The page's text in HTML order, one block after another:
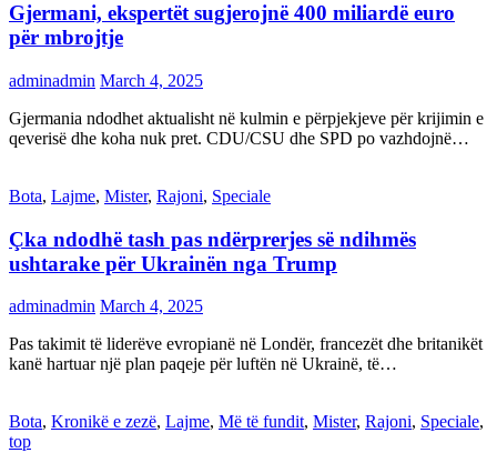
Gjermani, ekspertët sugjerojnë 400 miliardë euro
për mbrojtje
adminadmin March 4, 2025
Gjermania ndodhet aktualisht në kulmin e përpjekjeve për krijimin e
qeverisë dhe koha nuk pret. CDU/CSU dhe SPD po vazhdojnë…
Bota, Lajme, Mister, Rajoni, Speciale
Çka ndodhë tash pas ndërprerjes së ndihmës
ushtarake për Ukrainën nga Trump
adminadmin March 4, 2025
Pas takimit të liderëve evropianë në Londër, francezët dhe britanikët
kanë hartuar një plan paqeje për luftën në Ukrainë, të…
Bota, Kronikë e zezë, Lajme, Më të fundit, Mister, Rajoni, Speciale,
top